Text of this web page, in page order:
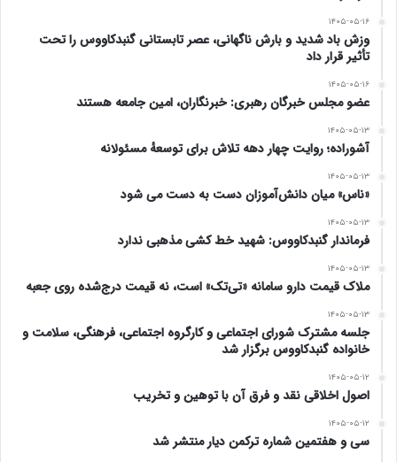
۱۴۰۵-۰۵-۱۶
وزش باد شدید و بارش ناگهانی، عصر تابستانی گنبدکاووس را تحت
تأثیر قرار داد
۱۴۰۵-۰۵-۱۶
عضو مجلس خبرگان رهبری: خبرنگاران، امین جامعه هستند
۱۴۰۵-۰۵-۱۳
آشوراده؛ روایت چهار دهه تلاش برای توسعهٔ مسئولانه
۱۴۰۵-۰۵-۱۳
«ناس» میان دانش‌آموزان دست به دست می شود
۱۴۰۵-۰۵-۱۳
فرماندار گنبدکاووس: شهید خط کشی مذهبی ندارد
۱۴۰۵-۰۵-۱۳
ملاک قیمت دارو سامانه «تی‌تک» است، نه قیمت درج‌شده روی جعبه
۱۴۰۵-۰۵-۱۳
جلسه مشترک شورای اجتماعی و کارگروه اجتماعی، فرهنگی، سلامت و
خانواده گنبدکاووس برگزار شد
۱۴۰۵-۰۵-۱۲
اصول اخلاقی نقد و فرق آن با توهین و تخریب
۱۴۰۵-۰۵-۱۲
سی و هفتمین شماره ترکمن دیار منتشر شد